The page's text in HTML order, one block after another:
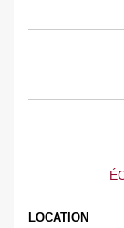
LOCATION